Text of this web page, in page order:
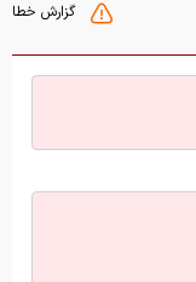
گزارش خطا